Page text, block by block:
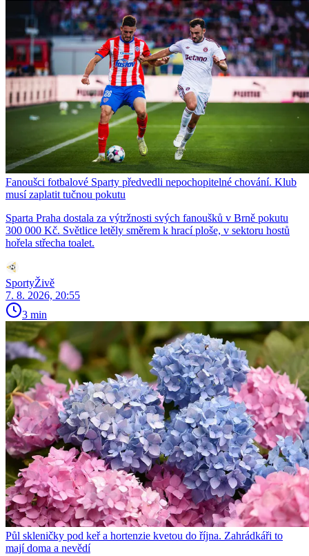
Fanoušci fotbalové Sparty předvedli nepochopitelné chování. Klub
musí zaplatit tučnou pokutu
Sparta Praha dostala za výtržnosti svých fanoušků v Brně pokutu
300 000 Kč. Světlice letěly směrem k hrací ploše, v sektoru hostů
hořela střecha toalet.
SportyŽivě
7. 8. 2026, 20:55
3 min
Půl skleničky pod keř a hortenzie kvetou do října. Zahrádkáři to
mají doma a nevědí